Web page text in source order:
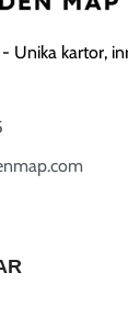
Unika kartor,